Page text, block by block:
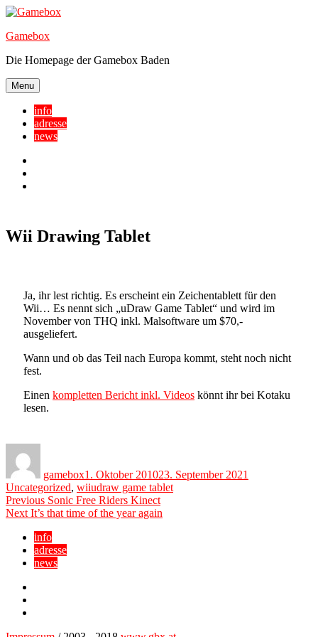
Skip
content
Gamebox
Die Homepage der Gamebox Baden
Menu
info
adresse
news
Wii Drawing Tablet
Ja, ihr lest richtig. Es erscheint ein Zeichentablett für den
Wii… Es nennt sich „uDraw Game Tablet“ und wird im
November von THQ inkl. Malsoftware um $70,-
ausgeliefert.
Wann und ob das Teil nach Europa kommt, steht noch nicht
fest.
Einen kompletten Bericht inkl. Videos könnt ihr bei Kotaku
lesen.
gamebox1. Oktober 201023. September 2021
Uncategorized, wiiTags
udraw game tablet
Beitragsnavigation
Previous Previous
post:
Sonic Free Riders Kinect
Next Next
It’s that time of the year again
info
adresse
news